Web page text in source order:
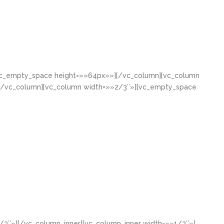
height=»»64px»»][/vc_column][vc_column
width=»»2/3″»][vc_empty_space